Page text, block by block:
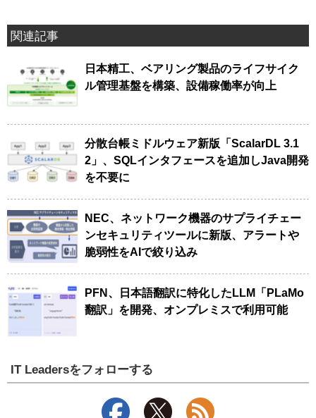
関連記事
日本精工、ベアリング製品のライフサイク
ル管理基盤を構築、設備稼働率が向上
分散台帳ミドルウェア新版「ScalarDL 3.1
2」、SQLインタフェースを追加しJava開発
を不要に
NEC、ネットワーク機器のサプライチェー
ンセキュリティツールに新版、アラートや
脆弱性をAIで絞り込み
PFN、日本語翻訳に特化したLLM「PLaMo
翻訳」を開発、オンプレミスで利用可能
IT Leadersをフォローする